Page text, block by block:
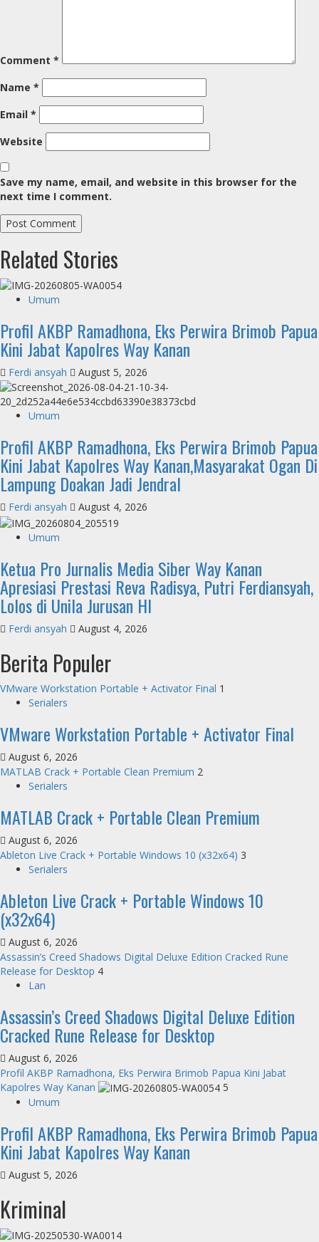
Comment *
Name *
Email *
Website
Save my name, email, and website in this browser for the
next time I comment.
Related Stories
Umum
Profil AKBP Ramadhona, Eks Perwira Brimob Papua
Kini Jabat Kapolres Way Kanan
Ferdi ansyah August 5, 2026
Umum
Profil AKBP Ramadhona, Eks Perwira Brimob Papua
Kini Jabat Kapolres Way Kanan,Masyarakat Ogan Di
Lampung Doakan Jadi Jendral
Ferdi ansyah August 4, 2026
Umum
Ketua Pro Jurnalis Media Siber Way Kanan
Apresiasi Prestasi Reva Radisya, Putri Ferdiansyah,
Lolos di Unila Jurusan HI
Ferdi ansyah August 4, 2026
Berita Populer
VMware Workstation Portable + Activator Final 1
Serialers
VMware Workstation Portable + Activator Final
August 6, 2026
MATLAB Crack + Portable Clean Premium 2
Serialers
MATLAB Crack + Portable Clean Premium
August 6, 2026
Ableton Live Crack + Portable Windows 10 (x32x64) 3
Serialers
Ableton Live Crack + Portable Windows 10
(x32x64)
August 6, 2026
Assassin’s Creed Shadows Digital Deluxe Edition Cracked Rune
Release for Desktop 4
Lan
Assassin’s Creed Shadows Digital Deluxe Edition
Cracked Rune Release for Desktop
August 6, 2026
Profil AKBP Ramadhona, Eks Perwira Brimob Papua Kini Jabat
Kapolres Way Kanan
5
Umum
Profil AKBP Ramadhona, Eks Perwira Brimob Papua
Kini Jabat Kapolres Way Kanan
August 5, 2026
Kriminal